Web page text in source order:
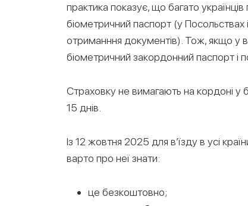
практика показує, що багато
біометричний паспорт (у Посольствах
отриманння документів). Тож, якщо у
біометричний закордонний паспорт і
Страховку не вимагають на кордоні у
15 днів.
Із 12 жовтня 2025 для в’їзду в усі
варто про неї знати:
це безкоштовно;